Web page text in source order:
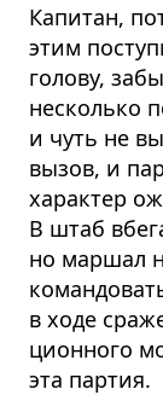
Капитан,
этим
голову,
несколько
и чуть не
вызов, и
характер
В штаб
но маршал
в ходе
ционного
эта партия.